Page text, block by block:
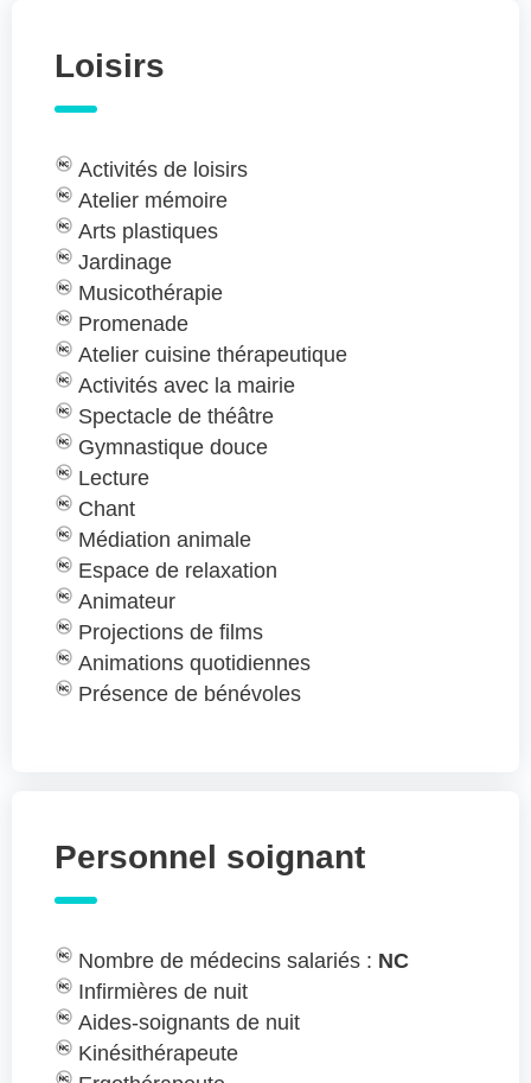
Loisirs
Activités de loisirs
Atelier mémoire
Arts plastiques
Jardinage
Musicothérapie
Promenade
Atelier cuisine thérapeutique
Activités avec la mairie
Spectacle de théâtre
Gymnastique douce
Lecture
Chant
Médiation animale
Espace de relaxation
Animateur
Projections de films
Animations quotidiennes
Présence de bénévoles
Personnel soignant
Nombre de médecins salariés : NC
Infirmières de nuit
Aides-soignants de nuit
Kinésithérapeute